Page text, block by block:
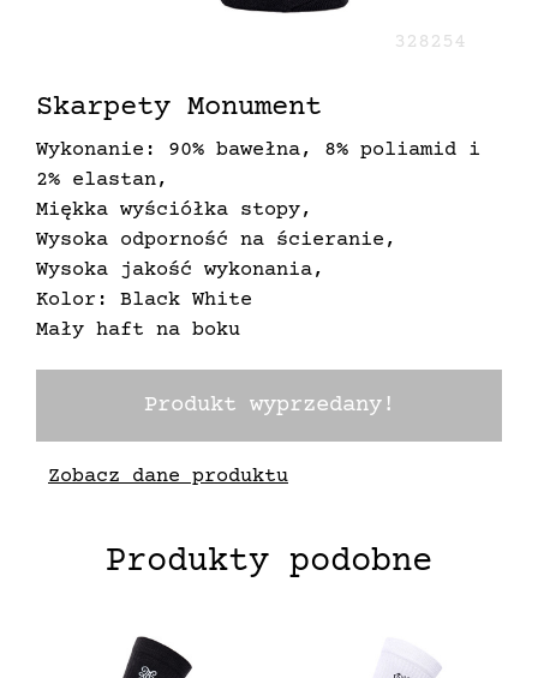
Skarpety Monument
328254
Wykonanie: 90% bawełna, 8% poliamid i
2% elastan,
Miękka wyściółka stopy,
Wysoka odporność na ścieranie,
Wysoka jakość wykonania,
Kolor: Black White
Mały haft na boku
Produkt wyprzedany!
Zobacz dane produktu
Produkty podobne